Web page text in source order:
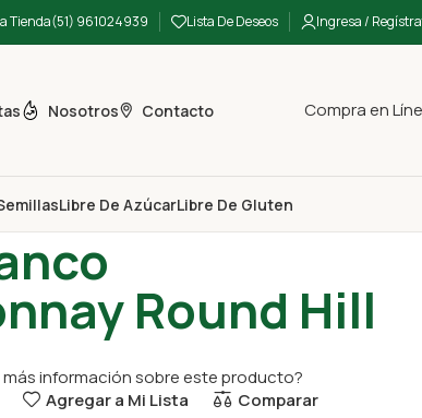
Tienda(51) 961024939 Lista De Deseos Ingresa /
Nosotros Contacto Compra en
Libre De AzúcarLibre De Gluten
Round Hill
más información sobre este producto?
Agregar a Mi Lista Comparar